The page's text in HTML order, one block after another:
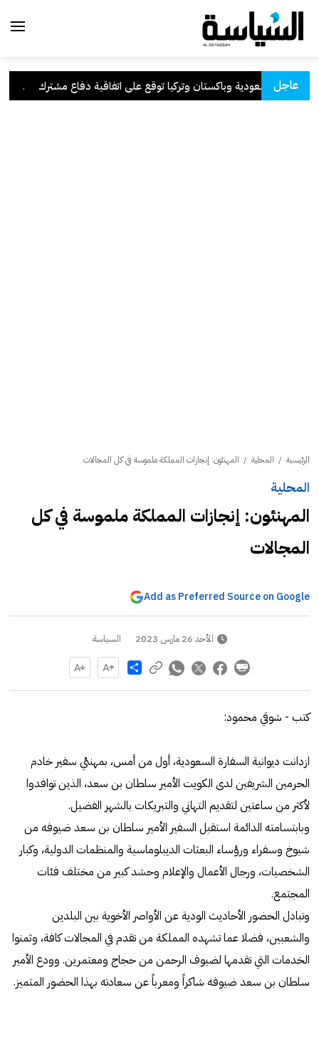
عاجلالسعودية وباكستان وتركيا توقع على اتفاقية دفاع مشترك
الرئيسية / المحلية / المهنئون: إنجازات المملكة ملموسة في كل المجالات
المحلية
المهنئون: إنجازات المملكة ملموسة في كل
المجالات
Add as Preferred Source on Google
الأحد 26 مارس 2023 السياسة
Share
كتب - شوقي محمود:
ازدانت ديوانية السفارة السعودية، أول من أمس، بمهنئي سفير خادم
الحرمين الشريفين لدى الكويت الأمير سلطان بن سعد، الذين توافدوا
لأكثر من ساعتين لتقديم التهاني والتبريكات بالشهر الفضيل.
وبابتسامته الدائمة استقبل السفير الأمير سلطان بن سعد ضيوفه من
شيوخ وسفراء ورؤساء البعثات الديبلوماسية والمنظمات الدولية، وكبار
الشخصيات، ورجال الأعمال والإعلام وحشد كبير من مختلف فئات
المجتمع.
وتبادل الحضور الأحاديث الودية عن الأواصر الأخوية بين البلدين
والشعبين، فضلا عما تشهده المملكة من تقدم في المجالات كافة، وثمنوا
الخدمات التي تقدمها لضيوف الرحمن من حجاج ومعتمرين. وودع الأمير
سلطان بن سعد ضيوفه شاكراً ومعرباً عن سعادته بهذا الحضور المتميز.